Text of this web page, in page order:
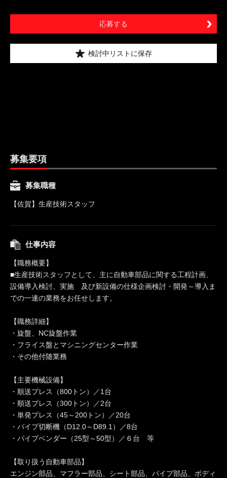
応募する
検討中リストに保存
募集要項
募集職種
【佐賀】生産技術スタッフ
仕事内容
【職務概要】
■生産技術スタッフとして、主に自動車部品に関する工程計画、
設備導入検討、実施 及び新設備の仕様企画検討・開発～導入ま
での一連の業務をお任せします。
【職務詳細】
・旋盤、NC旋盤作業
・フライス盤とマシニングセンター作業
・その他付随業務
【主要機械設備】
・順送プレス（800トン）／1台
・順送プレス（300トン）／2台
・単発プレス（45～200トン）／20台
・パイプ切断機（D12.0～D89.1）／8台
・パイプベンダー（25型～50型）／６台 等
【取り扱う自動車部品】
エンジン部品、マフラー部品、シート部品、パイプ部品、ボディ